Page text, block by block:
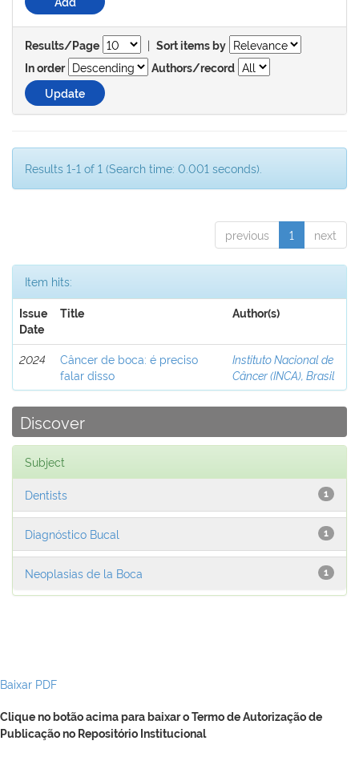
Results/Page | Sort items by
In order
Authors/record
Results 1-1 of 1 (Search time: 0.001 seconds).
previous 1 next
Item hits:
Issue
Date
Title Author(s)
2024
Câncer de boca: é preciso
falar disso
Instituto Nacional de
Câncer (INCA), Brasil
Discover
Subject
1
Dentists
1
Diagnóstico Bucal
1
Neoplasias de la Boca
Baixar PDF
Clique no botão acima para baixar o Termo de Autorização de
Publicação no Repositório Institucional